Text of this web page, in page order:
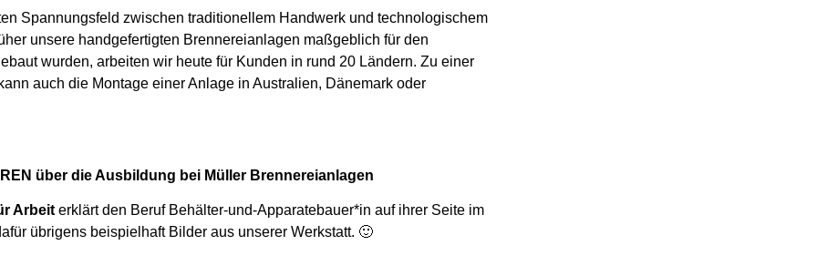
Spannungsfeld zwischen traditionellem Handwerk und technologischem
unsere handgefertigten Brennereianlagen maßgeblich für den
wurden, arbeiten wir heute für Kunden in rund 20 Ländern. Zu einer
auch die Montage einer Anlage in Australien, Dänemark oder
über die Ausbildung bei Müller Brennereianlagen
Arbeit erklärt den Beruf Behälter-und-Apparatebauer*in auf ihrer Seite im
übrigens beispielhaft Bilder aus unserer Werkstatt. 🙂